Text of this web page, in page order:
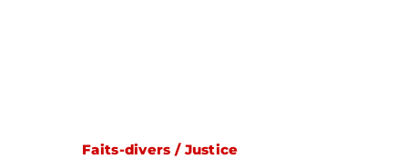
Faits-divers / Justice